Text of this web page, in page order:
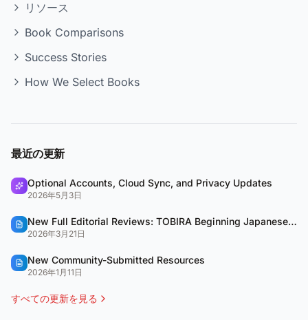
リソース
Book Comparisons
Success Stories
How We Select Books
最近の更新
Optional Accounts, Cloud Sync, and Privacy Updates
2026年5月3日
New Full Editorial Reviews: TOBIRA Beginning Japanese & QUARTET
2026年3月21日
New Community-Submitted Resources
2026年1月11日
すべての更新を見る